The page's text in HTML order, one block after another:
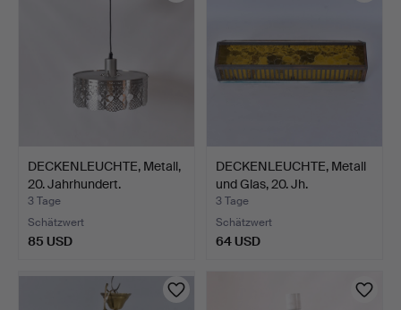
DECKENLEUCHTE, Metall,
20. Jahrhundert.
3 Tage
Schätzwert
85 USD
DECKENLEUCHTE, Metall
und Glas, 20. Jh.
3 Tage
Schätzwert
64 USD